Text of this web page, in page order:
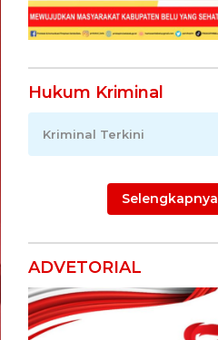
Hukum Kriminal
Kriminal Terkini
Selengkapnya
ADVETORIAL